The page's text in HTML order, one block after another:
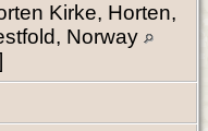
Kirke, Horten,
Norway